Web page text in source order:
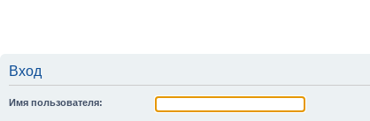
Вход
Имя пользователя: